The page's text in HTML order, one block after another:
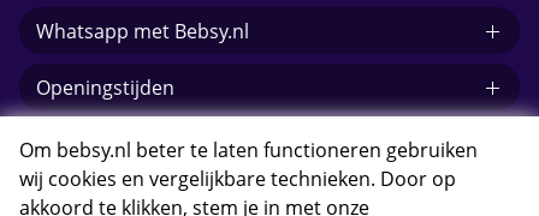
Whatsapp met Bebsy.nl
Openingstijden
E-mail Bebsy.nl
Om bebsy.nl beter te laten functioneren gebruiken
wij cookies en vergelijkbare technieken. Door op
akkoord te klikken, stem je in met onze